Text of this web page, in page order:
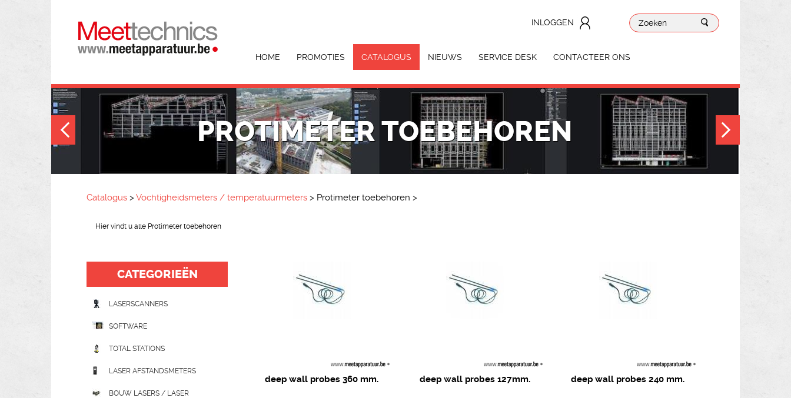
INLOGGEN
HOME PROMOTIES CATALOGUS NIEUWS SERVICE DESK CONTACTEER ONS
PROTIMETER TOEBEHOREN
Catalogus > Vochtigheidsmeters / temperatuurmeters > Protimeter toebehoren >
Hier vindt u alle Protimeter toebehoren
CATEGORIEËN
LASERSCANNERS
SOFTWARE
TOTAL STATIONS
LASER AFSTANDSMETERS
BOUW LASERS / LASER
deep wall probes 360 mm. deep wall probes 127mm. deep wall probes 240 mm.